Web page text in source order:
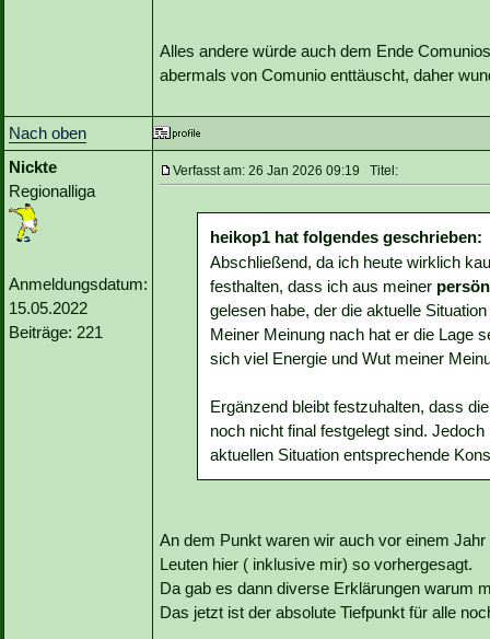
Alles andere würde auch dem Ende
abermals von Comunio enttäuscht, daher
Nach oben
Nickte
Regionalliga
Anmeldungsdatum:
15.05.2022
Beiträge: 221
Verfasst am: 26 Jan 2026 09:19 Titel:
heikop1 hat folgendes geschrieben:
Abschließend, da ich heute wirklich
festhalten, dass ich aus meiner
gelesen habe, der die aktuelle
Meiner Meinung nach hat er die Lage
sich viel Energie und Wut meiner
Ergänzend bleibt festzuhalten, dass
noch nicht final festgelegt sind.
aktuellen Situation entsprechende
An dem Punkt waren wir auch vor einem
Leuten hier ( inklusive mir) so vorhergesagt.
Da gab es dann diverse Erklärungen warum
Das jetzt ist der absolute Tiefpunkt für alle